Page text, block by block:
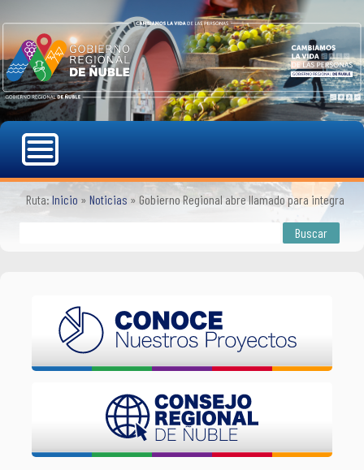
Ruta: Inicio » Noticias » Gobierno Regional abre llamado para integrar